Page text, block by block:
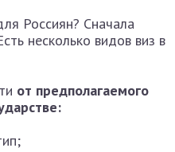
Россиян? Сначала
несколько видов виз в
от предполагаемого